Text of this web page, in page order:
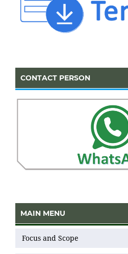
CONTACT PERSON
MAIN MENU
Focus and Scope